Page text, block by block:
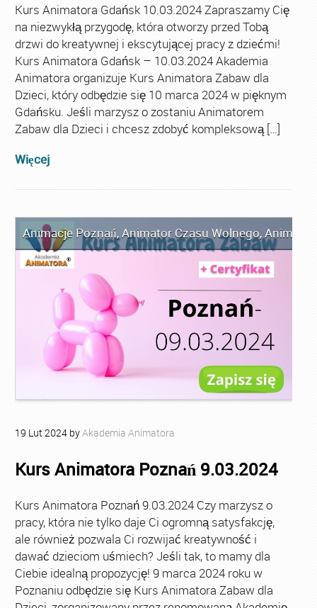
Kurs Animatora Gdańsk 10.03.2024 Zapraszamy Cię
na niezwykłą przygodę, która otworzy przed Tobą
drzwi do kreatywnej i ekscytującej pracy z dziećmi!
Kurs Animatora Gdańsk – 10.03.2024 Akademia
Animatora organizuje Kurs Animatora Zabaw dla
Dzieci, który odbędzie się 10 marca 2024 w pięknym
Gdańsku. Jeśli marzysz o zostaniu Animatorem
Zabaw dla Dzieci i chcesz zdobyć kompleksową […]
Więcej
Animacje Poznań,Animator Czasu Wolnego,
19 Lut2024 byAkademia Animatora
Kurs Animatora Poznań 9.03.2024
Kurs Animatora Poznań 9.03.2024 Czy marzysz o
pracy, która nie tylko daje Ci ogromną satysfakcję,
ale również pozwala Ci rozwijać kreatywność i
dawać dzieciom uśmiech? Jeśli tak, to mamy dla
Ciebie idealną propozycję! 9 marca 2024 roku w
Poznaniu odbędzie się Kurs Animatora Zabaw dla